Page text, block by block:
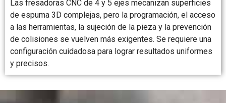
Las fresadoras CNC de 4 y 5 ejes mecanizan superficies
de espuma 3D complejas, pero la programación, el acceso
a las herramientas, la sujeción de la pieza y la prevención
de colisiones se vuelven más exigentes. Se requiere una
configuración cuidadosa para lograr resultados uniformes
y precisos.